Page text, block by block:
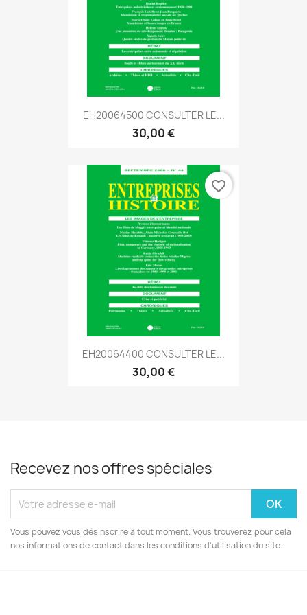
EH20064500 CONSULTER LE...
30,00 €
EH20064400 CONSULTER LE...
30,00 €
favorite_border
Recevez nos offres spéciales
Vous pouvez vous désinscrire à tout moment. Vous trouverez pour cela
nos informations de contact dans les conditions d'utilisation du site.